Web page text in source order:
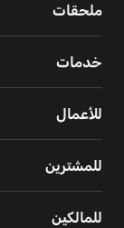
ملحقات
خدمات
للأعمال
للمشترين
للمالكين